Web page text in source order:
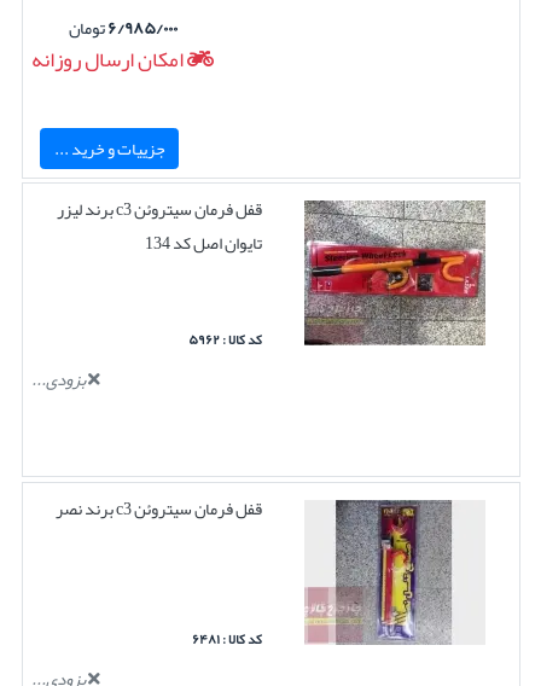
۶/۹۸۵/۰۰۰تومان
امکان ارسال روزانه
جزییات و خرید ...
قفل فرمان سیتروئن c3 برند لیزر
تایوان اصل کد 134
کد کالا : ۵۹۶۲
بزودی...
قفل فرمان سیتروئن c3 برند نصر
کد کالا : ۶۴۸۱
بزودی...